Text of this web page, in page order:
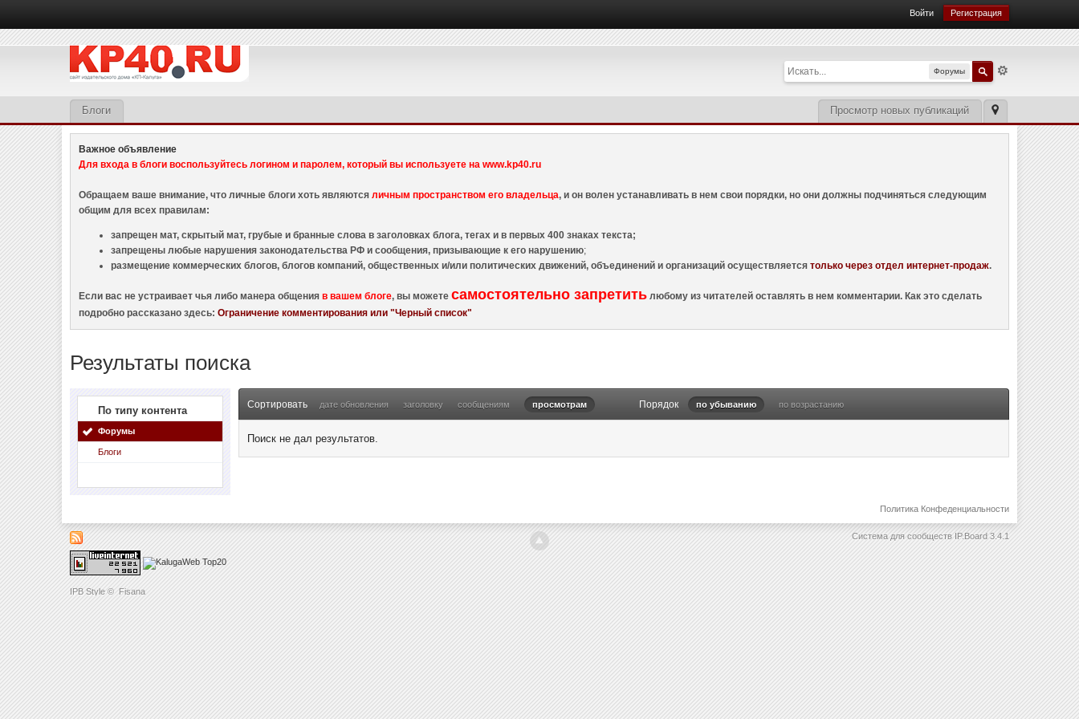
IPB Style © Fisana
Войти Регистрация
Форумы
Просмотр новых публикаций
Блоги
Важное объявление
Для входа в блоги воспользуйтесь логином и паролем, который вы используете на www.kp40.ru
Обращаем ваше внимание, что личные блоги хоть являютсяличным пространством его владельца, и он волен устанавливать в нем свои порядки, но они должны подчиняться следующим
общим для всех правилам:
запрещен мат, скрытый мат, грубые и бранные слова в заголовках блога, тегах и в первых 400 знаках текста;
запрещены любые нарушения законодательства РФ и сообщения, призывающие к его нарушению;
размещение коммерческих блогов, блогов компаний, общественных и/или политических движений, объединений и организаций осуществляетсятолько через отдел интернет-продаж.
Если вас не устраивает чья либо манера общенияв вашем блоге, вы можетесамостоятельно запретить любому из читателей оставлять в нем комментарии. Как это сделать
подробно рассказано здесь:Ограничение комментирования или "Черный список"
Результаты поиска
По типу контента
Форумы
Блоги
Сортировать дате обновления заголовку сообщениям просмотрам Порядок по убыванию по возрастанию
Поиск не дал результатов.
Политика Конфеденциальности
Система для сообществ IP.Board 3.4.1